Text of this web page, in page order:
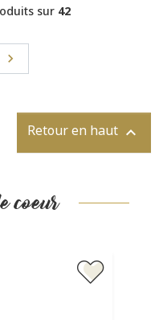
sur 42
Suivant

Retour en haut 
coeur